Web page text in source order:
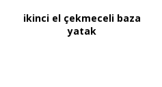
ikinci el çekmeceli baza
yatak